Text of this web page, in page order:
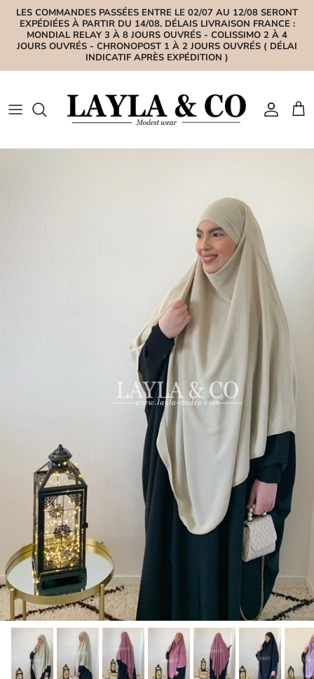
Aller au contenu
LES COMMANDES PASSÉES ENTRE LE 02/07 AU 12/08 SERONT
EXPÉDIÉES À PARTIR DU 14/08. DÉLAIS LIVRAISON FRANCE :
MONDIAL RELAY 3 À 8 JOURS OUVRÉS - COLISSIMO 2 À 4
JOURS OUVRÉS - CHRONOPOST 1 À 2 JOURS OUVRÉS ( DÉLAI
INDICATIF APRÈS EXPÉDITION )
Compte